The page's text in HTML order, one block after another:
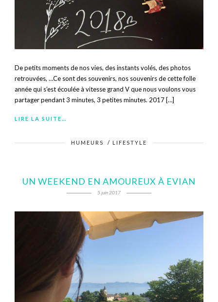
De petits moments de nos vies, des instants volés, des photos
retrouvées, …Ce sont des souvenirs, nos souvenirs de cette folle
année qui s’est écoulée à vitesse grand V que nous voulons vous
partager pendant 3 minutes, 3 petites minutes. 2017 […]
LIRE LA SUITE…
HUMEURS / LIFESTYLE
UN WEEKEND EN AMOUREUX À EVIAN
5 juin 2017